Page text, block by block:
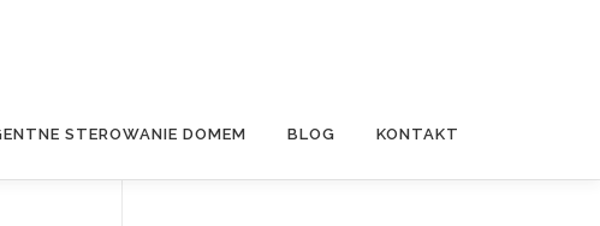
STEROWANIE DOMEM BLOG KONTAKT